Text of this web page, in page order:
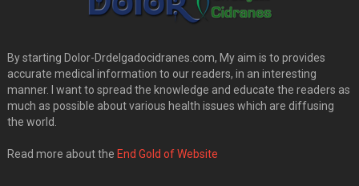
By starting Dolor-Drdelgadocidranes.com, My aim is to provides
accurate medical information to our readers, in an interesting
manner. I want to spread the knowledge and educate the readers as
much as possible about various health issues which are diffusing
the world.
Read more about the End Gold of Website